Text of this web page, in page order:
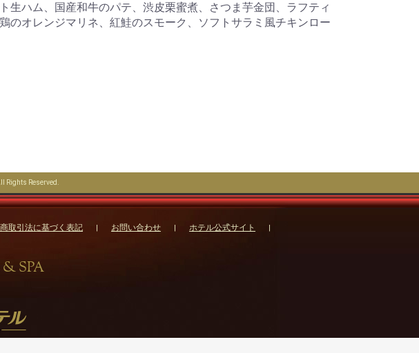
生ハム、国産和牛のパテ、渋皮栗蜜煮、さつま芋金団、ラフティ
のオレンジマリネ、紅鮭のスモーク、ソフトサラミ風チキンロー
Rights Reserved.
取引法に基づく表記 お問い合わせ ホテル公式サイト
SPA